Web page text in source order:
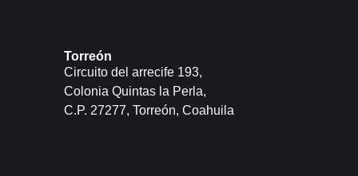
Torreón
Circuito del arrecife 193,
Colonia Quintas la Perla,
C.P. 27277, Torreón, Coahuila